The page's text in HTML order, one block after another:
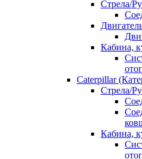
Стрела/
Кабина,
Caterpillar
Стрела/
Кабина,